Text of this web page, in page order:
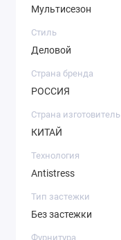
Мультисезон
Стиль
Деловой
Страна бренда
РОССИЯ
Страна изготовитель
КИТАЙ
Технология
Antistress
Тип застежки
Без застежки
Фурнитура